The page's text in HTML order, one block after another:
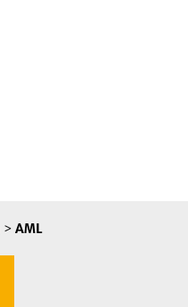
> AML